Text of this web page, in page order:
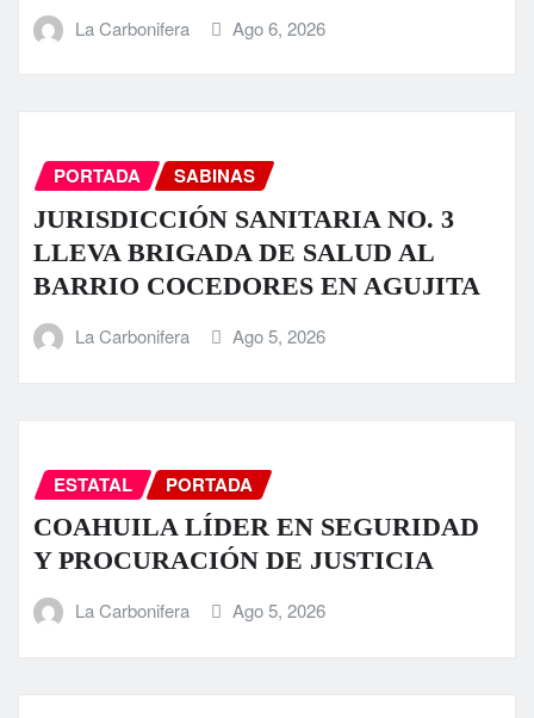
La Carbonifera Ago 6, 2026
PORTADA SABINAS
JURISDICCIÓN SANITARIA NO. 3
LLEVA BRIGADA DE SALUD AL
BARRIO COCEDORES EN AGUJITA
La Carbonifera Ago 5, 2026
ESTATAL PORTADA
COAHUILA LÍDER EN SEGURIDAD
Y PROCURACIÓN DE JUSTICIA
La Carbonifera Ago 5, 2026